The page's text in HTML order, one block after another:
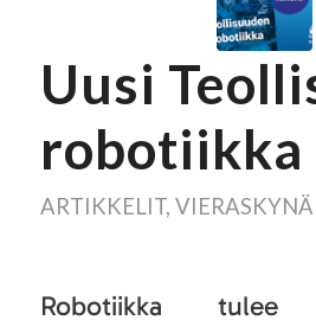
Uusi
ARTIKKELIT, VIERASKYNÄ
Robotiikka tulee